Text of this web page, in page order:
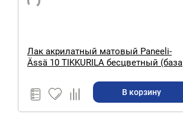
Лак акрилатный матовый Paneeli-
Ässä 10 TIKKURILA бесцветный (база
В корзину